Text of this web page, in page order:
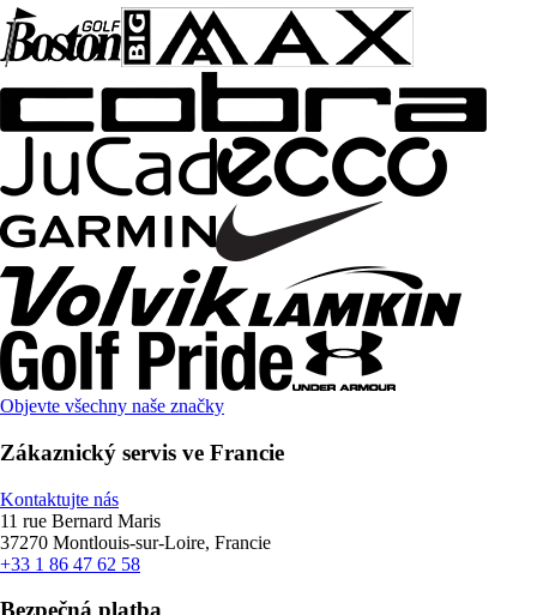
Objevte všechny naše značky
Zákaznický servis ve Francie
Kontaktujte nás
11 rue Bernard Maris
37270 Montlouis-sur-Loire, Francie
+33 1 86 47 62 58
Bezpečná platba